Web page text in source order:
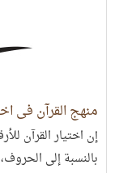
منهج القرآن في
إن اختيار القرآن
بالنسبة إلى